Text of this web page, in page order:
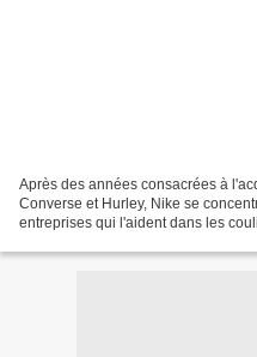
Après des années consacrées à
Converse et Hurley, Nike se
entreprises qui l'aident dans les